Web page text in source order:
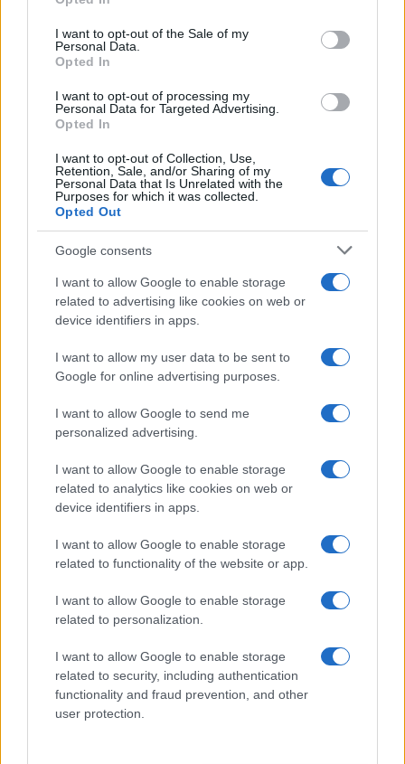
use your data for below specified purposes in below Google
consent section.
I want to opt-out of the Sale of my
Personal Data.
Opted In
I want to opt-out of processing my
Personal Data for Targeted Advertising.
Opted In
I want to opt-out of Collection, Use,
Retention, Sale, and/or Sharing of my
Personal Data that Is Unrelated with the
Purposes for which it was collected.
Opted Out
Google consents
I want to allow Google to enable storage
related to advertising like cookies on web or
device identifiers in apps.
I want to allow my user data to be sent to
Google for online advertising purposes.
I want to allow Google to send me
personalized advertising.
I want to allow Google to enable storage
related to analytics like cookies on web or
device identifiers in apps.
I want to allow Google to enable storage
related to functionality of the website or app.
I want to allow Google to enable storage
related to personalization.
I want to allow Google to enable storage
related to security, including authentication
functionality and fraud prevention, and other
user protection.
békekezdeményezés] feltételei…
megvalósulnak”.
Mohamed herceg azonban apjánál – Szalmán
királynál – nyitottabbnak tűnik Izrael felé, és
engedélyezi kereskedelmi repülőgépeinek
áthaladását a szaúdi légtéren.
békének?
Egy különleges családi járattal 140 új
alijázó érkezett Izraelbe